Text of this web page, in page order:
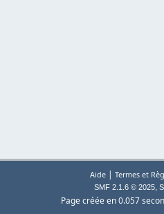
Aide| Termes et
SMF 2.1.6 © 2025,
Page créée en 0.057